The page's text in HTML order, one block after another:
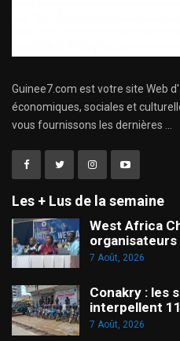
Guinee7.com est votre site Web
économiques, sociales et
vous fournissons les dernières ...
Les + Lus de la semaine
West Africa
7 Août, 2026
Conakry : les
interpellent
7 Août, 2026